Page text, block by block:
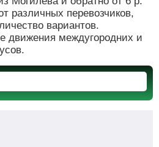
различных перевозчиков,
вариантов.
движения междугородних и